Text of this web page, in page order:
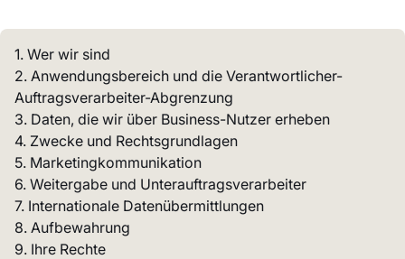
1. Wer wir sind
2. Anwendungsbereich und die Verantwortlicher-
Auftragsverarbeiter-Abgrenzung
3. Daten, die wir über Business-Nutzer erheben
4. Zwecke und Rechtsgrundlagen
5. Marketingkommunikation
6. Weitergabe und Unterauftragsverarbeiter
7. Internationale Datenübermittlungen
8. Aufbewahrung
9. Ihre Rechte